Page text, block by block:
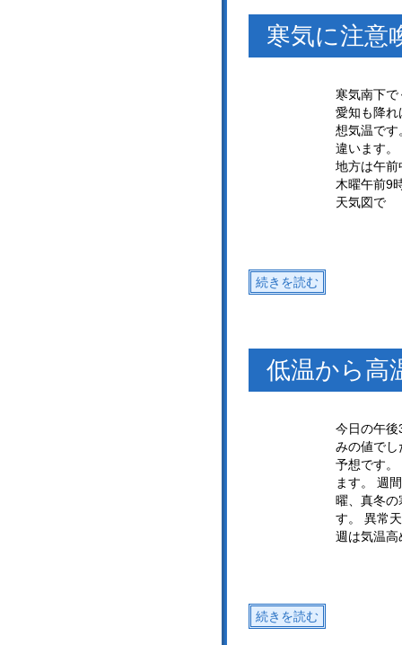
寒気に注意
寒気南下
愛知も降れ
想気温です
違います。
地方は午前
木曜午前9
天気図で
続きを読む
低温から高
今日の午後
みの値でし
予想です。
ます。 週
曜、真冬の
す。 異常
週は気温高
続きを読む